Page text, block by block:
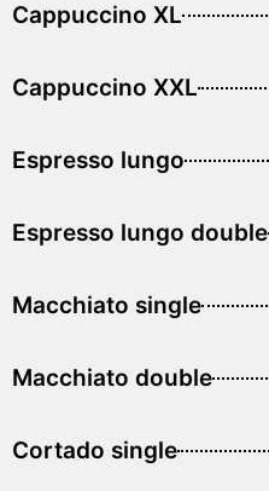
Cappuccino XL
Cappuccino XXL
Espresso lungo
Espresso lungo double
Macchiato single
Macchiato double
Cortado single